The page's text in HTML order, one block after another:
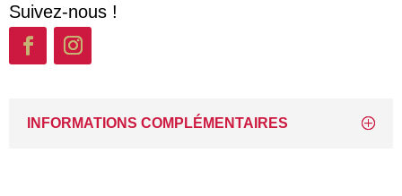
-
BLOOMING
SAKURA
Suivez-nous !
INFORMATIONS COMPLÉMENTAIRES